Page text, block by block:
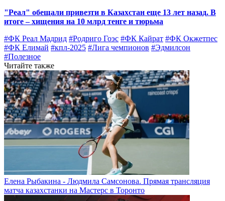
"Реал" обещали привезти в Казахстан еще 13 лет назад. В
итоге – хищения на 10 млрд тенге и тюрьма
#ФК Реал Мадрид #Родриго Гоэс #ФК Кайрат #ФК Окжетпес
#ФК Елимай #кпл-2025 #Лига чемпионов #Эдмилсон
#Полезное
Читайте также
Елена Рыбакина - Людмила Самсонова. Прямая трансляция
матча казахстанки на Мастерс в Торонто